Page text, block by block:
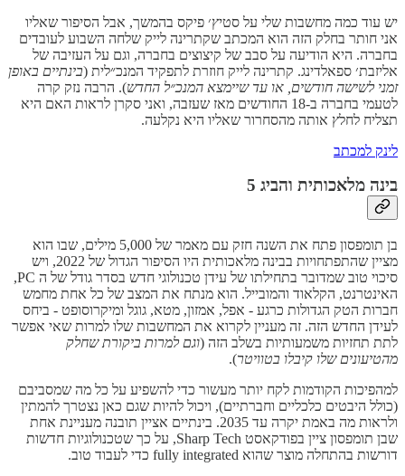
יש עוד כמה מחשבות שלי על סטיץ׳ פיקס בהמשך, אבל הסיפור שאליו
אני חותר בחלק הזה הוא המכתב שקתרינה לייק שלחה השבוע לעובדים
בחברה. היא הודיעה על סבב של קיצוצים בחברה, וגם על העזיבה של
אליזבת׳ ספאלדינג. קתרינה לייק חוזרת לתפקיד המנכ״לית (בינתיים באופן
זמני לשישה חודשים, או עד שיימצא המנכ״ל החדש). הרבה נזק קרה
לטעמי בחברה ב-18 החודשים מאז שעזבה, ואני סקרן לראות האם היא
תצליח לחלץ אותה מהסחרור שאליו היא נקלעה.
לינק למכתב
בינה מלאכותית והביג 5
בן תומפסון פתח את השנה חזק עם מאמר של 5,000 מילים, שבו הוא
מציין שהתפתחויות בבינה מלאכותית היו הסיפור הגדול של 2022, ויש
סיכוי טוב שמדובר בתחילתו של עידן טכנולוגי חדש בסדר גודל של ה PC,
האינטרנט, הקלאוד והמובייל. הוא מנתח את המצב של כל אחת מחמש
חברות הטק הגדולות כרגע - אפל, אמזון, מטא, גוגל ומיקרוסופט - ביחס
לעידן החדש הזה. זה מעניין לקרוא את המחשבות שלו למרות שאי אפשר
לתת תחזיות משמעותיות בשלב הזה (וגם למרות ביקורת שחלק
מהטיעונים שלו קיבלו בטוויטר).
למהפיכות הקודמות לקח יותר מעשור כדי להשפיע על כל מה שמסביבם
(כולל היבטים כלכליים וחברתיים), ויכול להיות שגם כאן נצטרך להמתין
ולראות מה באמת יקרה עד 2035. בינתיים אציין תובנה מעניינת אחת
שבן תומפסון ציין בפודקאסט Sharp Tech, על כך שטכנולוגיות חדשות
דורשות בהתחלה מוצר שהוא fully integrated כדי לעבוד טוב.